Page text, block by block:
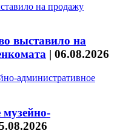
выставило на
| 06.08.2026